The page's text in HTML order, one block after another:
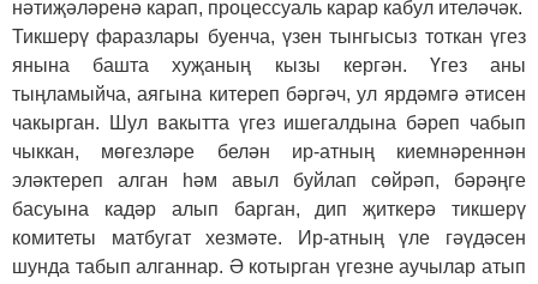
нәтиҗәләренә карап, процессуаль карар кабул ителәчәк.
Тикшерү фаразлары буенча, үзен тынгысыз тоткан үгез
янына башта хуҗаның кызы кергән. Үгез аны
тыңламыйча, аягына китереп бәргәч, ул ярдәмгә әтисен
чакырган. Шул вакытта үгез ишегалдына бәреп чабып
чыккан, мөгезләре белән ир-атның киемнәреннән
эләктереп алган һәм авыл буйлап сөйрәп, бәрәңге
басуына кадәр алып барган, дип җиткерә тикшерү
комитеты матбугат хезмәте. Ир-атның үле гәүдәсен
шунда табып алганнар. Ә котырган үгезне аучылар атып